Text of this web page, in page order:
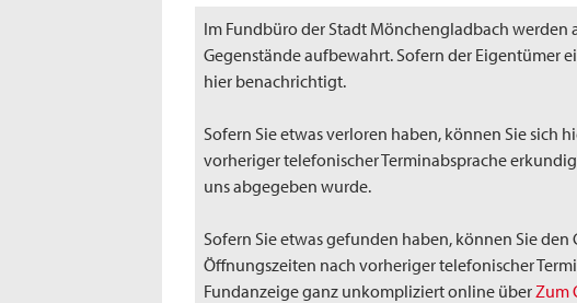
Im Fundbüro der Stadt Mönchengladbach
Gegenstände aufbewahrt. Sofern der Eigentümer
hier benachrichtigt.
Sofern Sie etwas verloren haben, können Sie sich
vorheriger telefonischer Terminabsprache
uns abgegeben wurde.
Sofern Sie etwas gefunden haben, können Sie
Öffnungszeiten nach vorheriger telefonischer
Fundanzeige ganz unkompliziert online überZum